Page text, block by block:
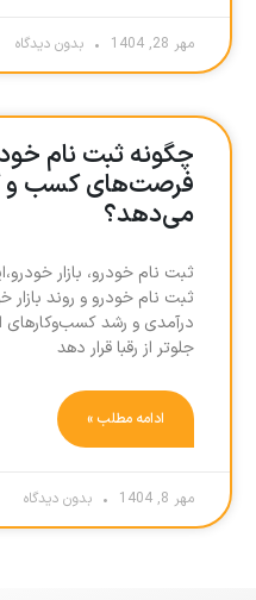
مهر 28, 1404 بدون دیدگاه
چگونه ثبت نام
فرصت‌های کسب و
می‌دهد؟
ثبت نام خودرو، بازار
ثبت نام خودرو و روند
درآمدی و رشد کسب‌وکارهای
جلوتر از رقبا قرار دهد
ادامه مطلب »
مهر 8, 1404 بدون دیدگاه